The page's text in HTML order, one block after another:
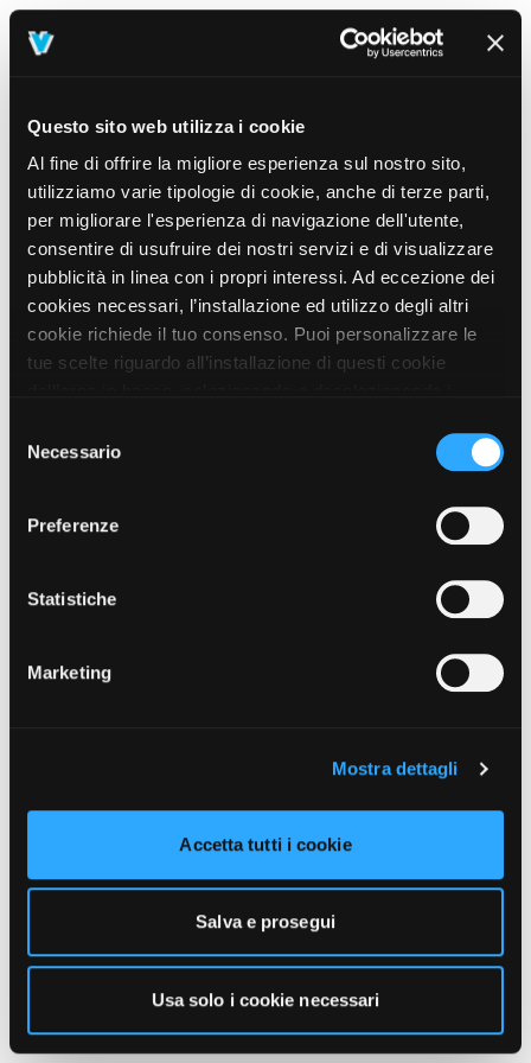
Questo sito web utilizza i cookie
Al fine di offrire la migliore esperienza sul nostro sito,
utilizziamo varie tipologie di cookie, anche di terze parti,
per migliorare l'esperienza di navigazione dell'utente,
consentire di usufruire dei nostri servizi e di visualizzare
pubblicità in linea con i propri interessi. Ad eccezione dei
cookies necessari, l’installazione ed utilizzo degli altri
cookie richiede il tuo consenso. Puoi personalizzare le
tue scelte riguardo all’installazione di questi cookie
prosegui” o decidere di accettare tutti i cookie, cliccando
sul pulsante “Accetta tutti i cookie”. Cliccando sul tasto
unicamente i cookie necessari alla navigazione. Per
funzionamento, puoi prendere visione dell’informativa
cliccando qui.
delNecessario
Preferenze
Statistiche
Marketing
Mostra dettagli
Accetta tutti i cookie
Salva e prosegui
Usa solo i cookie necessari
404